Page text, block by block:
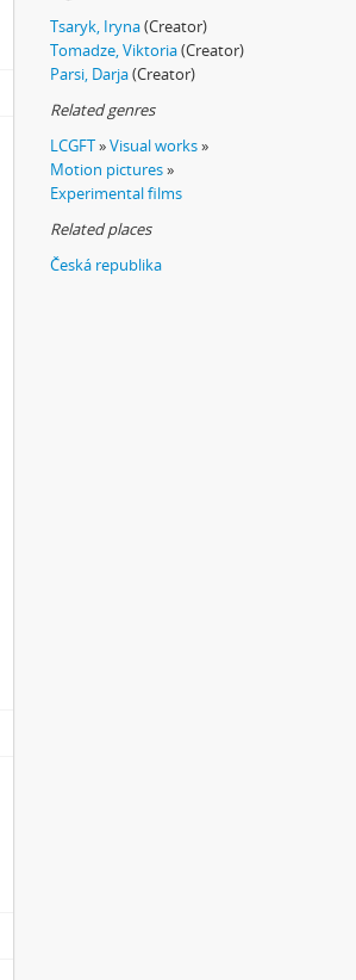
Tsaryk, Iryna(Creator)
Tomadze, Viktoria(Creator)
Parsi, Darja(Creator)
Related genres
LCGFT»Visual works»
Motion pictures»
Experimental films
Related places
Česká republika